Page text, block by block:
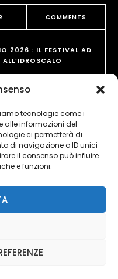
tecnologie come i
alle informazioni del
ci permetterà di
di navigazione o ID unici
il consenso può influire
e funzioni.
COMMENTS
2026 : IL FESTIVAL AD
2025 : IL FESTIVAL AD